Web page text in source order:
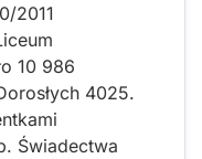
2011
10 986
4025.
Świadectwa